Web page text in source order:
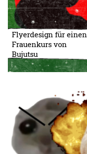
Flyerdesign für einen
Frauenkurs von
Bujutsu